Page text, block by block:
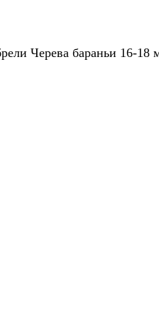
Черева бараньи 16-18